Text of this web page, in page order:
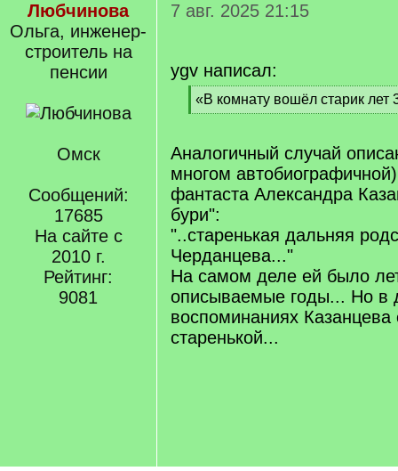
Любчинова
Ольга, инженер-
строитель на
пенсии
Омск
Сообщений:
17685
На сайте с
2010 г.
Рейтинг:
9081
7 авг. 2025 21:15
ygv написал:
[
q
«В комнату вошёл старик лет
[
q
]
Аналогичный случай
многом
фантаста Александра
бури":
"..старенькая дальняя
Черданцева..."
На самом деле ей было
описываемые годы... Но в
воспоминаниях
старенькой...